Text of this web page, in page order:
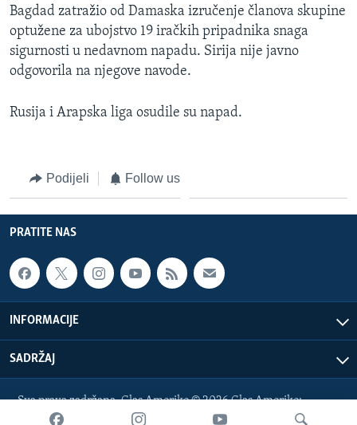
Bagdad zatražio od Damaska izručenje članova skupine
optužene za ubojstvo 19 iračkih pripadnika snaga
sigurnosti u nedavnom napadu. Sirija nije javno
odgovorila na njegove navode.
Rusija i Arapska liga osudile su napad.
Podijeli Follow us
PRATITE NAS
INFORMACIJE
SADRŽAJ
Sva prava zadržana. Glas Amerike © 2026 Glas Amerike:
bosnian-service@voanews.com